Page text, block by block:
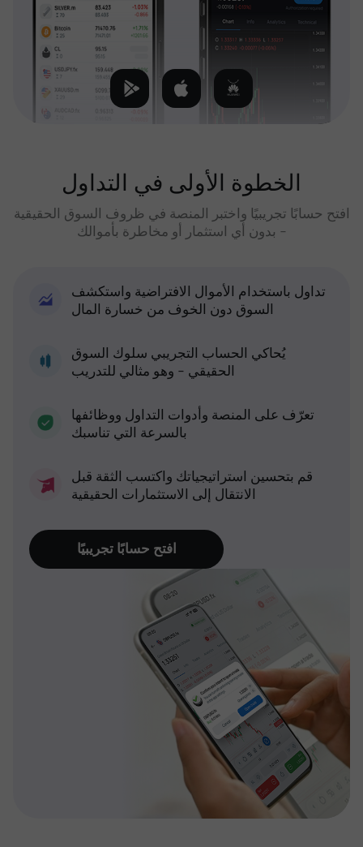
الخطوة الأولى في التداول
افتح حسابًا تجريبيًا واختبر المنصة في ظروف السوق الحقيقية
- بدون أي استثمار أو مخاطرة بأموالك
تداول باستخدام الأموال الافتراضية واستكشف
السوق دون الخوف من خسارة المال
يُحاكي الحساب التجريبي سلوك السوق
الحقيقي - وهو مثالي للتدريب
تعرّف على المنصة وأدوات التداول ووظائفها
بالسرعة التي تناسبك
قم بتحسين استراتيجياتك واكتسب الثقة قبل
الانتقال إلى الاستثمارات الحقيقية
افتح حسابًا تجريبيًا